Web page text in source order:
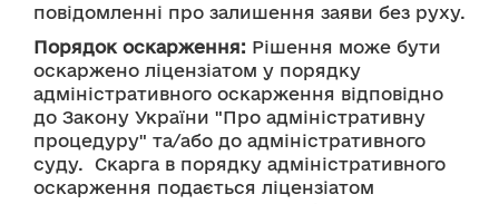
повідомленні про залишення заяви без руху.
Порядок оскарження: Рішення може бути
оскаржено ліцензіатом у порядку
адміністративного оскарження відповідно
до Закону України "Про адміністративну
процедуру" та/або до адміністративного
суду.  Скарга в порядку адміністративного
оскарження подається ліцензіатом